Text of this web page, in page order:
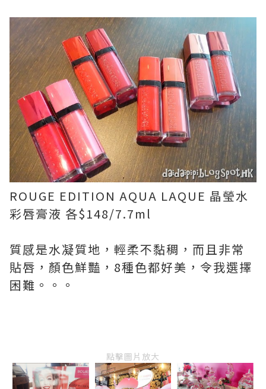
ROUGE EDITION AQUA LAQUE 晶瑩水
彩唇膏液 各$148/7.7ml
質感是水凝質地，輕柔不黏稠，而且非常
貼唇，顏色鮮豔，8種色都好美，令我選擇
困難。。。
點擊圖片放大